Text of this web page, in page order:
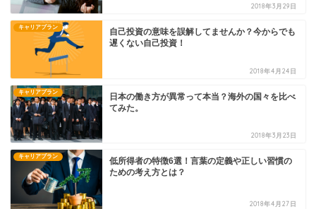
2018年3月29日
キャリアプラン
自己投資の意味を誤解してませんか？今からでも
遅くない自己投資！
2018年4月24日
キャリアプラン
日本の働き方が異常って本当？海外の国々を比べ
てみた。
2018年3月23日
キャリアプラン
低所得者の特徴6選！言葉の定義や正しい習慣の
ための考え方とは？
2018年4月27日